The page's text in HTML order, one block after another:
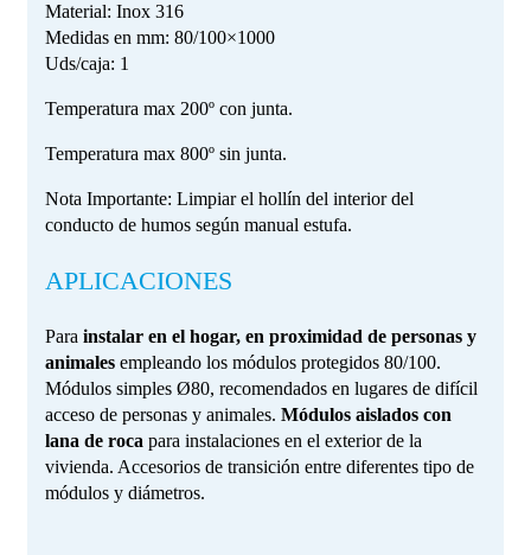
Material: Inox 316
Medidas en mm: 80/100×1000
Uds/caja: 1
Temperatura max 200º con junta.
Temperatura max 800º sin junta.
Nota Importante: Limpiar el hollín del interior del
conducto de humos según manual estufa.
APLICACIONES
Para instalar en el hogar, en proximidad de personas y
animales empleando los módulos protegidos 80/100.
Módulos simples Ø80, recomendados en lugares de difícil
acceso de personas y animales. Módulos aislados con
lana de roca para instalaciones en el exterior de la
vivienda. Accesorios de transición entre diferentes tipo de
módulos y diámetros.